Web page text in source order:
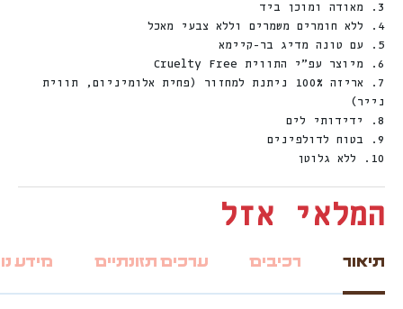
3. מאודה ומוכן ביד
4. ללא חומרים משמרים וללא צבעי מאכל
5. עם טונה מדיג בר-קיימא
6. מיוצר עפ”י התווית Cruelty Free
7. אריזה 100% ניתנת למחזור (פחית אלומיניום, תווית
נייר)
8. ידידותי לים
9. בטוח לדולפינים
10. ללא גלוטן
המלאי אזל
תיאור רכיבים ערכים תזונתיים מידע